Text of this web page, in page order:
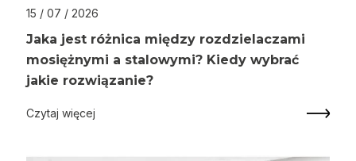
15 / 07 / 2026
Jaka jest różnica między rozdzielaczami
mosiężnymi a stalowymi? Kiedy wybrać
jakie rozwiązanie?
Czytaj więcej